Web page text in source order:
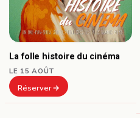
La folle histoire du cinéma
LE 15 AOÛT
Réserver